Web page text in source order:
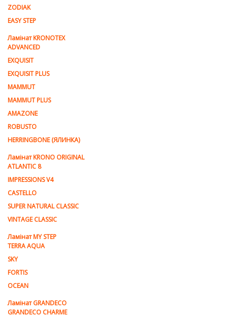
ZODIAK
EASY STEP
Ламінат KRONOTEX
ADVANCED
EXQUISIT
EXQUISIT PLUS
MAMMUT
MAMMUT PLUS
AMAZONE
ROBUSTO
HERRINGBONE (ЯЛИНКА)
Ламiнат KRONO ORIGINAL
ATLANTIC 8
IMPRESSIONS V4
CASTELLO
SUPER NATURAL CLASSIC
VINTAGE CLASSIC
Ламінат MY STEP
TERRA AQUA
SKY
FORTIS
OCEAN
Ламінат GRANDECO
GRANDECO CHARME